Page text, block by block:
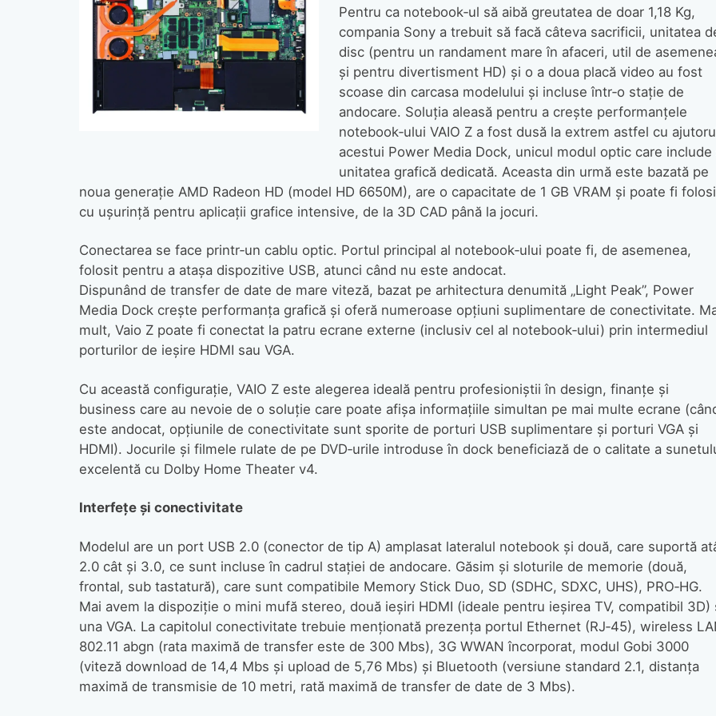
Pentru ca notebook‑ul să aibă greutatea de doar 1,18 Kg,
compania Sony a trebuit să facă câteva sacrificii, unitatea
disc (pentru un randament mare în afaceri, util de
şi pentru divertisment HD) şi o a doua placă video au fost
scoase din carcasa modelului şi incluse într‑o staţie de
andocare. Soluţia aleasă pentru a creşte performanţele
notebook‑ului VAIO Z a fost dusă la extrem astfel cu
acestui Power Media Dock, unicul modul optic care include
unitatea grafică dedicată. Aceasta din urmă este bazată pe
noua generaţie AMD Radeon HD (model HD 6650M), are o capacitate de 1 GB VRAM şi poate fi
cu uşurinţă pentru aplicaţii grafice intensive, de la 3D CAD până la jocuri.
Conectarea se face printr‑un cablu optic. Portul principal al notebook‑ului poate fi, de asemenea,
folosit pentru a ataşa dispozitive USB, atunci când nu este andocat.
Dispunând de transfer de date de mare viteză, bazat pe arhitectura denumită „Light Peak”, Power
Media Dock creşte performanţa grafică şi oferă numeroase opţiuni suplimentare de conectivitate.
mult, Vaio Z poate fi conectat la patru ecrane externe (inclusiv cel al notebook‑ului) prin intermediul
porturilor de ieşire HDMI sau VGA.
Cu această configuraţie, VAIO Z este alegerea ideală pentru profesioniştii în design, finanţe şi
business care au nevoie de o soluţie care poate afişa informaţiile simultan pe mai multe ecrane
este andocat, opţiunile de conectivitate sunt sporite de porturi USB suplimentare şi porturi VGA şi
HDMI). Jocurile şi filmele rulate de pe DVD‑urile introduse în dock beneficiază de o calitate a
excelentă cu Dolby Home Theater v4.
Interfeţe şi conectivitate
Modelul are un port USB 2.0 (conector de tip A) amplasat lateralul notebook şi două, care suportă
2.0 cât şi 3.0, ce sunt incluse în cadrul staţiei de andocare. Găsim şi sloturile de memorie (două,
frontal, sub tastatură), care sunt compatibile Memory Stick Duo, SD (SDHC, SDXC, UHS), PRO‑HG.
Mai avem la dispoziţie o mini mufă stereo, două ieşiri HDMI (ideale pentru ieşirea TV, compatibil 3D)
una VGA. La capitolul conectivitate trebuie menţionată prezenţa portul Ethernet (RJ‑45), wireless
802.11 abgn (rata maximă de transfer este de 300 Mbs), 3G WWAN încorporat, modul Gobi 3000
(viteză download de 14,4 Mbs şi upload de 5,76 Mbs) şi Bluetooth (versiune standard 2.1, distanţa
maximă de transmisie de 10 metri, rată maximă de transfer de date de 3 Mbs).